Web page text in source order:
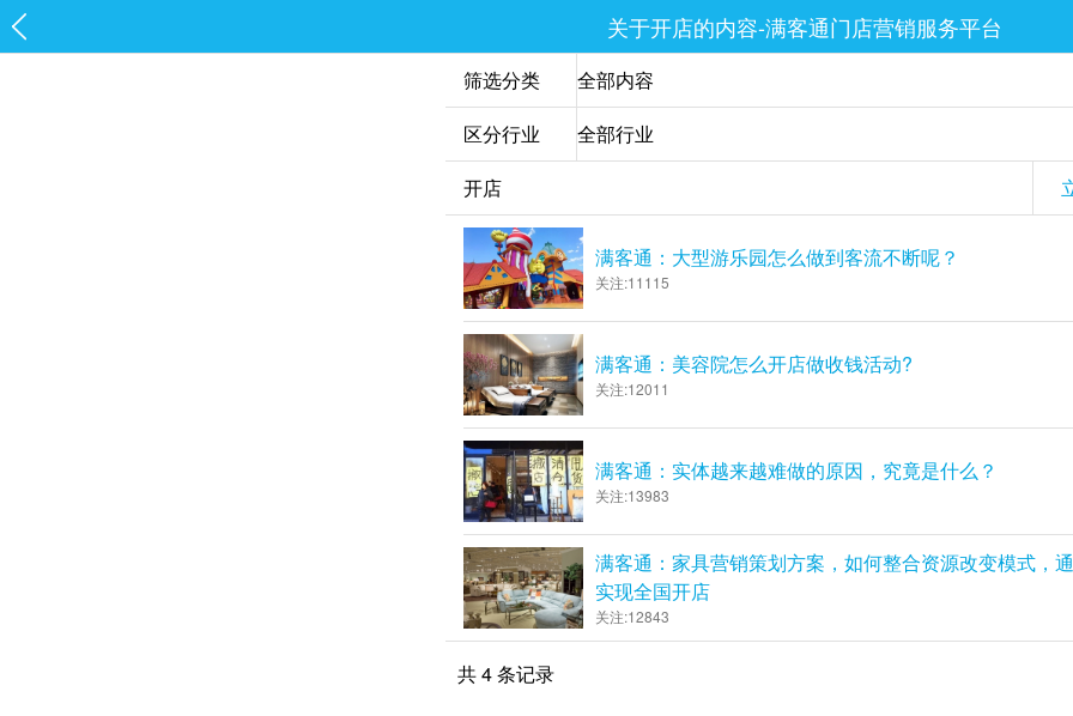
关于开店的内容-满客通门店营销服务平台
筛选分类
区分行业
满客通：大型游乐园怎么做到客流不断呢？
关注:11115
满客通：美容院怎么开店做收钱活动?
关注:12011
满客通：实体越来越难做的原因，究竟是什么？
关注:13983
满客通：家具营销策划方案，如何整合资源改变模式，
实现全国开店
关注:12843
共 4 条记录